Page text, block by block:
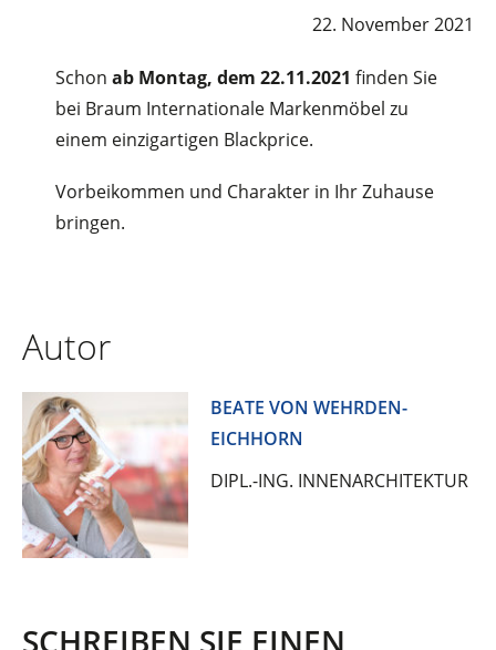
22. November 2021
Schon ab Montag, dem 22.11.2021 finden Sie
bei Braum Internationale Markenmöbel zu
einem einzigartigen Blackprice.
Vorbeikommen und Charakter in Ihr Zuhause
bringen.
Autor
BEATE VON WEHRDEN-
EICHHORN
DIPL.-ING. INNENARCHITEKTUR
SCHREIBEN SIE EINEN